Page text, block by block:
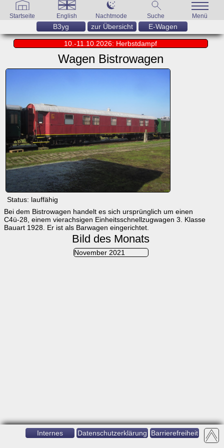
Startseite English Nachtmode Suche Menü
B3yg zur Übersicht E-Wagen
10.-11.10.2026: Herbstdampf
Wagen Bistrowagen
Status: lauffähig
Bei dem Bistrowagen handelt es sich ursprünglich um einen
C4ü-28, einem vierachsigen Einheitsschnellzugwagen 3. Klasse
Bauart 1928. Er ist als Barwagen eingerichtet.
Bild des Monats
November 2021
Internes Datenschutzerklärung Barrierefreiheit